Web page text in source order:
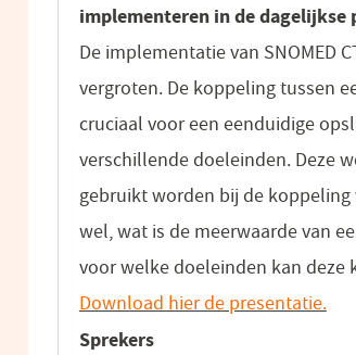
implementeren in de dagelijkse
De implementatie van SNOMED
vergroten. De koppeling tussen
cruciaal voor een eenduidige
verschillende doeleinden. Deze
gebruikt worden bij de
wel, wat is de meerwaarde van
voor welke doeleinden kan
Download hier de presentatie.
Sprekers